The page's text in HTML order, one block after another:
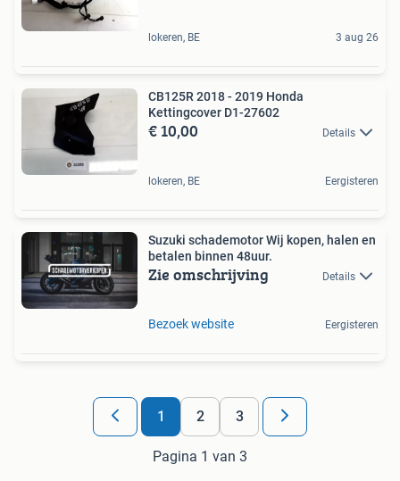
lokeren, BE 3 aug 26
CB125R 2018 - 2019 Honda
Kettingcover D1-27602
€ 10,00 Details
lokeren, BE Eergisteren
Suzuki schademotor Wij kopen, halen en
betalen binnen 48uur.
Zie omschrijving Details
Bezoek website Eergisteren
1 2 3
Pagina 1 van 3